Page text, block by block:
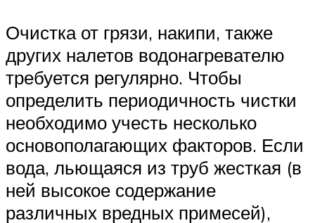
Очистка от грязи, накипи, также
других налетов водонагревателю
требуется регулярно. Чтобы
определить периодичность чистки
необходимо учесть несколько
основополагающих факторов. Если
вода, льющаяся из труб жесткая (в
ней высокое содержание
различных вредных примесей),